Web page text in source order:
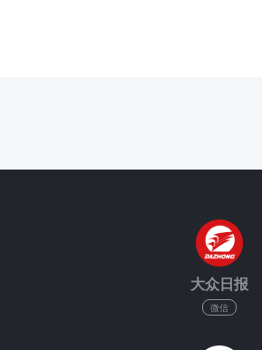
大众日报
微信